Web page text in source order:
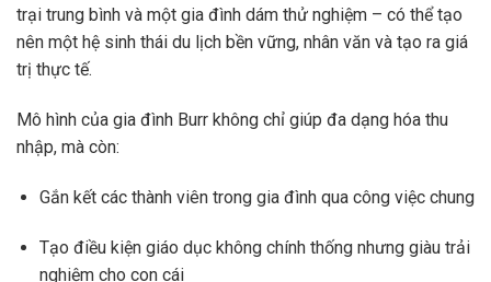
trại trung bình và một gia đình dám thử nghiệm – có thể tạo
nên một hệ sinh thái du lịch bền vững, nhân văn và tạo ra giá
trị thực tế.
Mô hình của gia đình Burr không chỉ giúp đa dạng hóa thu
nhập, mà còn:
Gắn kết các thành viên trong gia đình qua công việc chung
Tạo điều kiện giáo dục không chính thống nhưng giàu trải
nghiệm cho con cái